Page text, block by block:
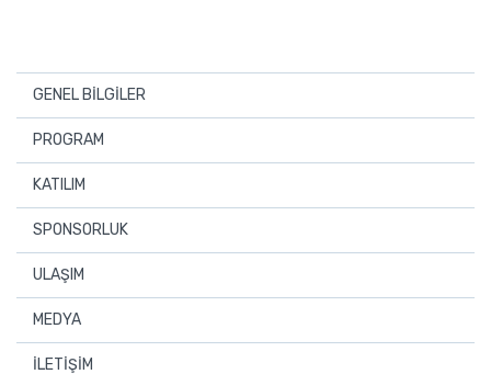
GENEL BİLGİLER
Davet
Düzenleme Kurulu
PROGRAM
Program
Konuşmacılar
Ana Konular
KATILIM
Katılım
SPONSORLUK
Sponsorlarımız
Sponsorluk Broşürü
ULAŞIM
Ulaşım
MEDYA
Medya
İLETİŞİM